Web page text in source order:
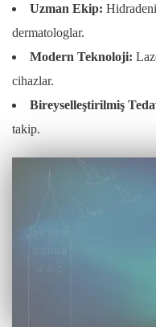
Uzman Ekip:
dermatologlar.
Modern Teknoloji:
cihazlar.
Bireyselleştirilmiş
takip.